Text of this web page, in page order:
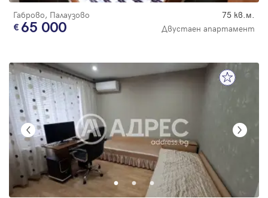
Габрово, Палаузово 75 кв.м.
65 000 Двустаен апартамент